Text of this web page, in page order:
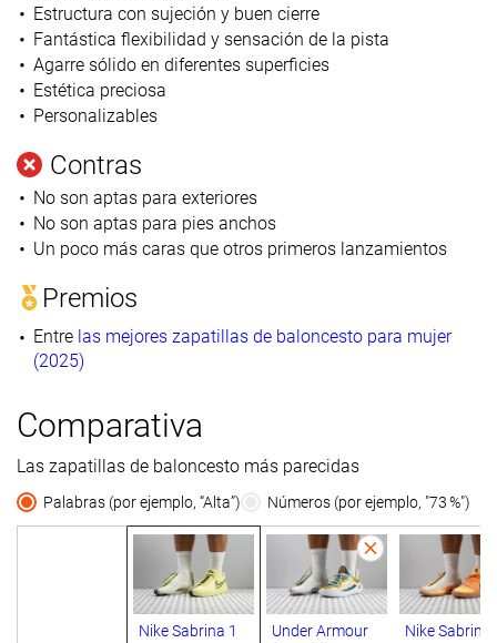
Estructura con sujeción y buen cierre
Fantástica flexibilidad y sensación de la pista
Agarre sólido en diferentes superficies
Estética preciosa
Personalizables
Contras
No son aptas para exteriores
No son aptas para pies anchos
Un poco más caras que otros primeros lanzamientos
Premios
Entre las mejores zapatillas de baloncesto para mujer
(2025)
Comparativa
Las zapatillas de baloncesto más parecidas
Palabras (por ejemplo, “Alta”) Números (por ejemplo, "73 %")
Nike Sabrina 1
Under Armour
Nike Sabrina